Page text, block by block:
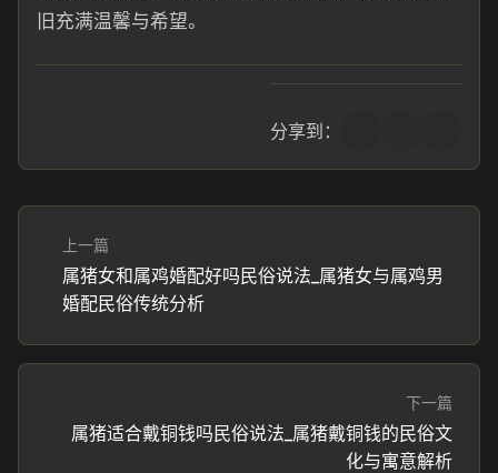
旧充满温馨与希望。
分享到：
上一篇
属猪女和属鸡婚配好吗民俗说法_属猪女与属鸡男
婚配民俗传统分析
下一篇
属猪适合戴铜钱吗民俗说法_属猪戴铜钱的民俗文
化与寓意解析